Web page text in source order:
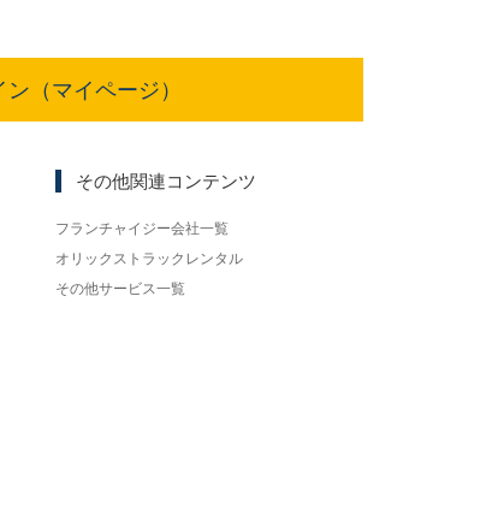
ン（マイページ）
その他関連コンテンツ
フランチャイジー会社一覧
オリックストラックレンタル
その他サービス一覧